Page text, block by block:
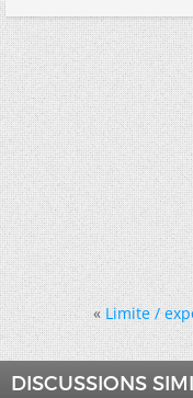
« Limite /
DISCUSSIONS